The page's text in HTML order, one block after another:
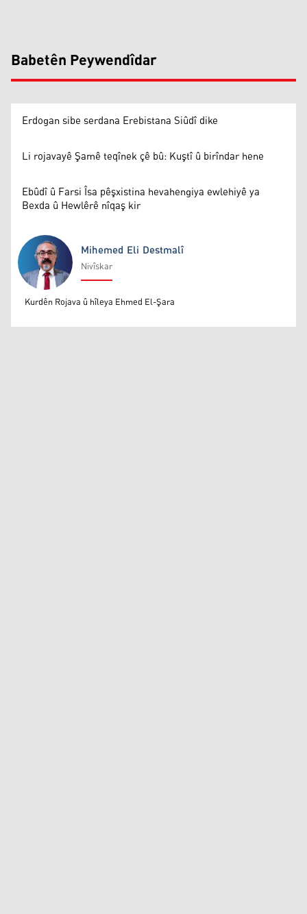
Babetên Peywendîdar
Erdogan sibe serdana Erebistana Siûdî dike
Li rojavayê Şamê teqînek çê bû: Kuştî û birîndar hene
Ebûdî û Farsi Îsa pêşxistina hevahengiya ewlehiyê ya
Bexda û Hewlêrê nîqaş kir
Mihemed Eli Destmalî
Mihemed Eli Destmalî
Nivîskar
Kurdên Rojava û hîleya Ehmed El-Şara